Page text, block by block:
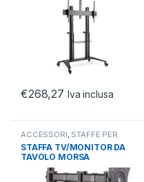
€268,27 Iva inclusa
ACCESSORI, STAFFE PER
SCRIVANIA,TV E PROIETTORI
STAFFA TV/MONITOR DA
TAVOLO MORSA
DIMENSIONI DA 13 A 32 1
MONITOR